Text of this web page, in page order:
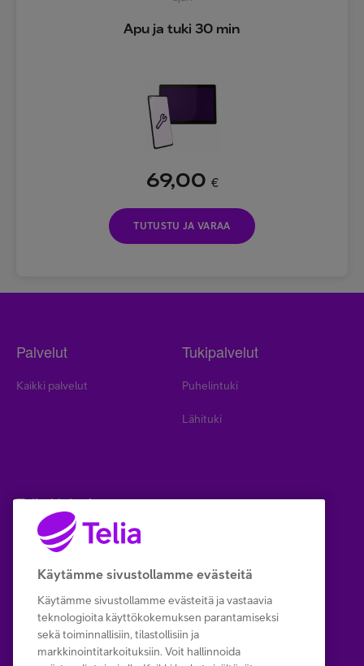
Apu ja tuki 30 min
69,00 €
TUTUSTU JA VARAA
Palvelut
Kaikki palvelut
Tukipalvelut
Puhelintuki
Lähituki
Telia Helppi
Helppi
Yhteystiedot
Neuvot & Niksit
Käytämme sivustollamme evästeitä
Käytämme sivustollamme evästeitä ja vastaavia
teknologioita käyttökokemuksen parantamiseksi
sekä toiminnallisiin, tilastollisiin ja
markkinointitarkoituksiin. Voit hallinnoida